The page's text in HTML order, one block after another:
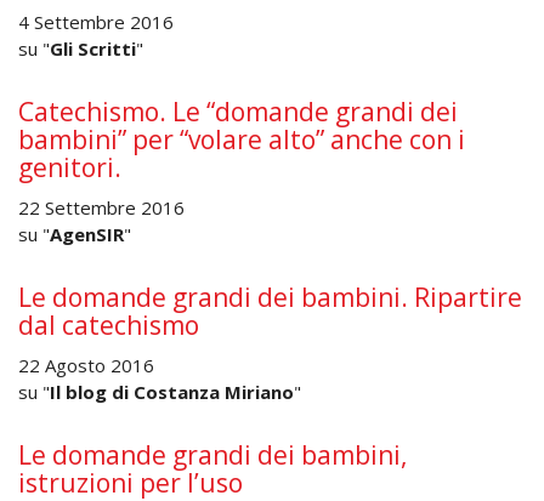
4 Settembre 2016
su "Gli Scritti"
Catechismo. Le “domande grandi dei
bambini” per “volare alto” anche con i
genitori.
22 Settembre 2016
su "AgenSIR"
Le domande grandi dei bambini. Ripartire
dal catechismo
22 Agosto 2016
su "Il blog di Costanza Miriano"
Le domande grandi dei bambini,
istruzioni per l’uso